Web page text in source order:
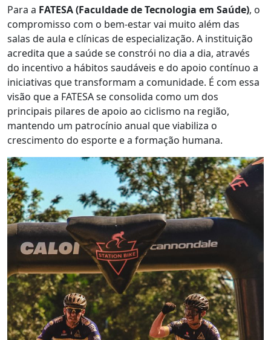
Para a FATESA (Faculdade de Tecnologia em Saúde), o
compromisso com o bem-estar vai muito além das
salas de aula e clínicas de especialização. A instituição
acredita que a saúde se constrói no dia a dia, através
do incentivo a hábitos saudáveis e do apoio contínuo a
iniciativas que transformam a comunidade. É com essa
visão que a FATESA se consolida como um dos
principais pilares de apoio ao ciclismo na região,
mantendo um patrocínio anual que viabiliza o
crescimento do esporte e a formação humana.